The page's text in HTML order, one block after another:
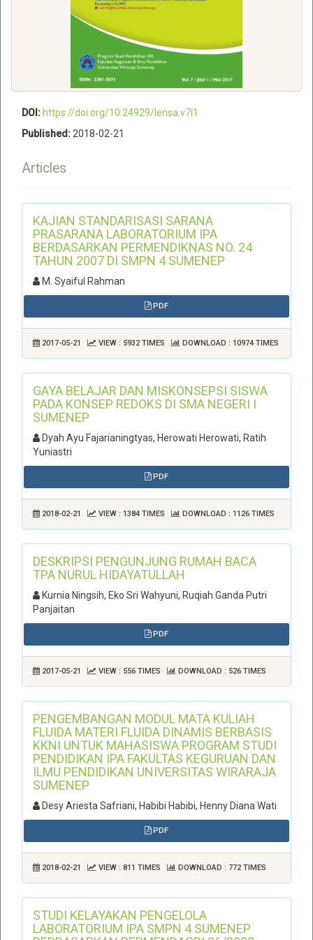
DOI: https://doi.org/10.24929/lensa.v7i1
Published:2018-02-21
Articles
KAJIAN STANDARISASI SARANA
PRASARANA LABORATORIUM IPA
BERDASARKAN PERMENDIKNAS NO. 24
TAHUN 2007 DI SMPN 4 SUMENEP
M. Syaiful Rahman
PDF
2017-05-21 VIEW : 5932 TIMES DOWNLOAD : 10974 TIMES
GAYA BELAJAR DAN MISKONSEPSI SISWA
PADA KONSEP REDOKS DI SMA NEGERI I
SUMENEP
Dyah Ayu Fajarianingtyas, Herowati Herowati, Ratih
Yuniastri
PDF
2018-02-21 VIEW : 1384 TIMES DOWNLOAD : 1126 TIMES
DESKRIPSI PENGUNJUNG RUMAH BACA
TPA NURUL HIDAYATULLAH
Kurnia Ningsih, Eko Sri Wahyuni, Ruqiah Ganda Putri
Panjaitan
PDF
2017-05-21 VIEW : 556 TIMES DOWNLOAD : 526 TIMES
PENGEMBANGAN MODUL MATA KULIAH
FLUIDA MATERI FLUIDA DINAMIS BERBASIS
KKNI UNTUK MAHASISWA PROGRAM STUDI
PENDIDIKAN IPA FAKULTAS KEGURUAN DAN
ILMU PENDIDIKAN UNIVERSITAS WIRARAJA
SUMENEP
Desy Ariesta Safriani, Habibi Habibi, Henny Diana Wati
PDF
2018-02-21 VIEW : 811 TIMES DOWNLOAD : 772 TIMES
STUDI KELAYAKAN PENGELOLA
LABORATORIUM IPA SMPN 4 SUMENEP